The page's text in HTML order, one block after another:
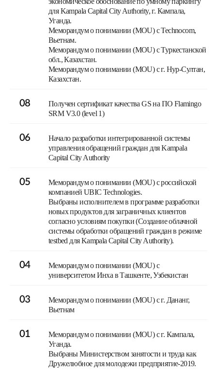
для Kampala Capital City Authority, г. Кампала,
Уганда.
Меморандум о понимании (MOU) с Technocom,
Вьетнам.
Меморандум о понимании (MOU) c Туркестанской
обл., Казахстан.
Меморандум о понимании (MOU) с г. Нур-Султан,
Казахстан.
08
Получен сертификат качества GS на ПО Flamingo
SRM V3.0 (level 1)
06
Начало разработки интегрированной системы
управления обращений граждан для Kampala
Capital City Authority
05
Меморандум о понимании (MOU) с российской
компанией UBIC Technologies.
Выбраны исполнителем в программе разработки
новых продуктов для заграничных клиентов
согласно условиям покупки (Создание облачной
системы обработки обращений граждан в режиме
testbed для Kampala Capital City Authority).
04
Меморандум о понимании (MOU) c
университетом Инха в Ташкенте, Узбекистан
03
Меморандум о понимании (MOU) c г. Дананг,
Вьетнам
01
Меморандум о понимании (MOU) с г. Кампала,
Уганда.
Выбраны Министерством занятости и труда как
Дружелюбное для молодежи предприятие-2019.